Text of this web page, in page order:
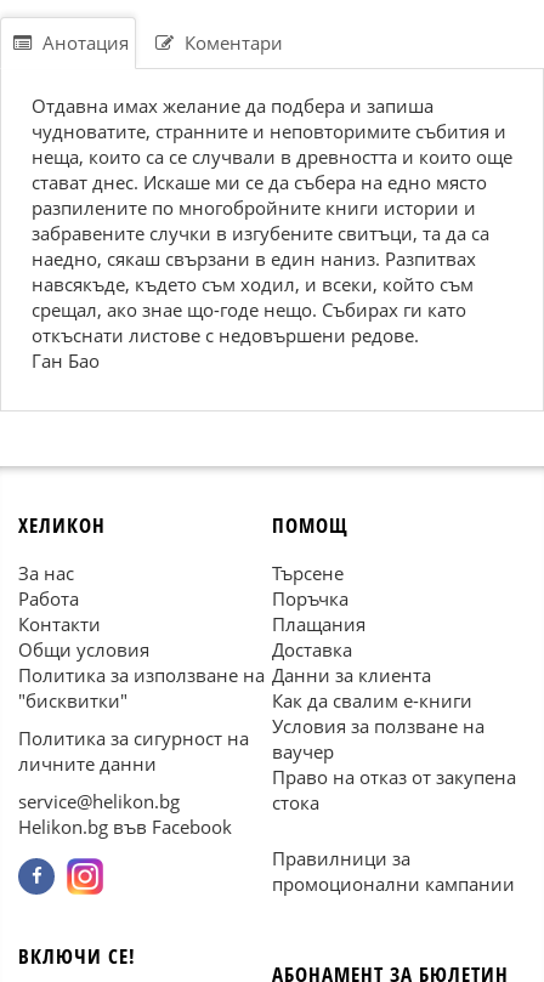
Анотация Коментари
Отдавна имах желание да подбера и запиша
чудноватите, странните и неповторимите събития и
неща, които са се случвали в древността и които още
стават днес. Искаше ми се да събера на едно място
разпилените по многобройните книги истории и
забравените случки в изгубените свитъци, та да са
наедно, сякаш свързани в един наниз. Разпитвах
навсякъде, където съм ходил, и всеки, който съм
срещал, ако знае що-годе нещо. Събирах ги като
откъснати листове с недовършени редове.
Ган Бао
ХЕЛИКОН
За нас
Работа
Контакти
Общи условия
Политика за използване на
"бисквитки"
Политика за сигурност на
личните данни
service@helikon.bg
Helikon.bg във Facebook
ПОМОЩ
Търсене
Поръчка
Плащания
Доставка
Данни за клиента
Как да свалим е-книги
Условия за ползване на
ваучер
Право на отказ от закупена
стока
Правилници за
промоционални кампании
ВКЛЮЧИ СЕ!
АБОНАМЕНТ ЗА БЮЛЕТИН